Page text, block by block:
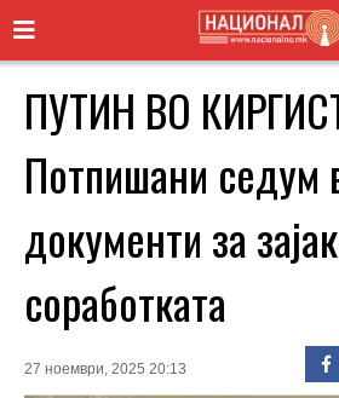
ПУТИН ВО
Потпишани седум
документи за
соработката
27 ноември, 2025 20:13